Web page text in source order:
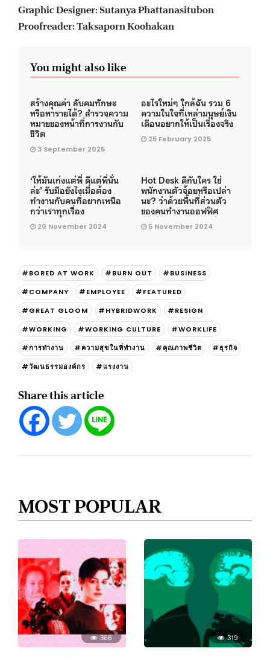
Graphic Designer: Sutanya Phattanasitubon
Proofreader: Taksaporn Koohakan
You might also like
สร้างคุณค่า ลับคมทักษะ
หรือหารายได้? สำรวจความ
หมายของหน้าที่การงานกับ
ชีวิต
3 September 2025
อะไรใหม่ๆ ใกล้ฉัน รวม 6
ความในใจที่เหล่ามนุษย์เงิน
เดือนอยากให้เป็นเรื่องจริง
25 February 2025
‘ให้มันเก่งแต่พี่ ดีแต่พี่นั่น
ล่ะ’ รับมือยังไงเมื่อต้อง
ทำงานกับคนที่อยากเหนือ
กว่าเราทุกเรื่อง
20 November 2024
Hot Desk ดีกับใคร ใช่
พนักงานตัวจ้อยหรือเปล่า
นะ? ว่าด้วยพื้นที่ส่วนตัว
ของคนทำงานออฟฟิศ
5 November 2024
#BORED AT WORK #BURN OUT
#BUSINESS
#COMPANY
#EMPLOYEE
#FEATURED
#GREAT GLOOM
#HYBRIDWORK
#RESIGN
#WORKING
#WORKING CULTURE
#WORKLIFE
#การทำงาน
#ความสุขในที่ทำงาน #คุณภาพชีวิต
#ธุรกิจ
#วัฒนธรรมองค์กร
#แรงงาน
Share this article
MOST POPULAR
366 319